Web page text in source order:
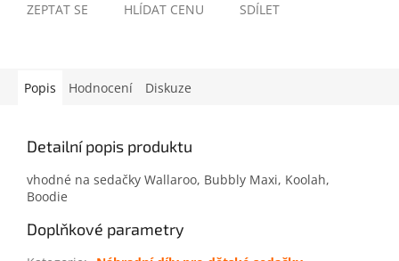
ZEPTAT SE HLÍDAT CENU SDÍLET
Popis Hodnocení Diskuze
Detailní popis produktu
vhodné na sedačky Wallaroo, Bubbly Maxi, Koolah,
Boodie
Doplňkové parametry